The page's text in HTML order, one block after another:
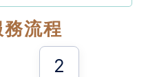
流程
2